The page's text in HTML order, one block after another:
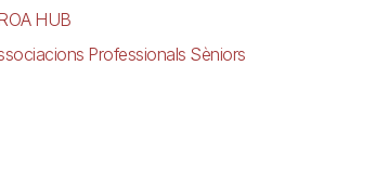
HUB
Professionals Sèniors